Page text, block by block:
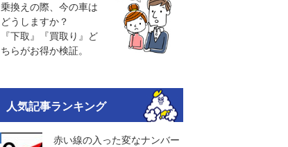
乗換えの際、今の車は
どうしますか？
『下取』『買取り』ど
ちらがお得か検証。
人気記事ランキング
赤い線の入った変なナンバー